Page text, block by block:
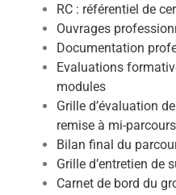
RC : référentiel de
Ouvrages
Documentation
Evaluations
modules
Grille d’évaluation
remise à mi-
Bilan final du
Grille d’entretien de
Carnet de bord du